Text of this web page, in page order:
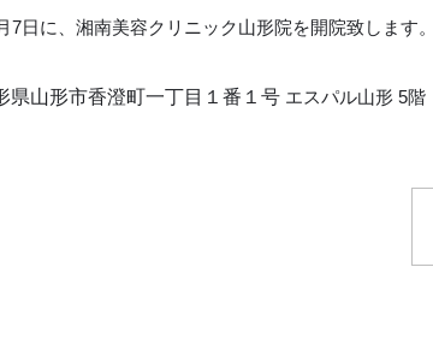
7日に、湘南美容クリニック山形院を開院致します。
県山形市香澄町一丁目１番１号 エスパル山形 5階